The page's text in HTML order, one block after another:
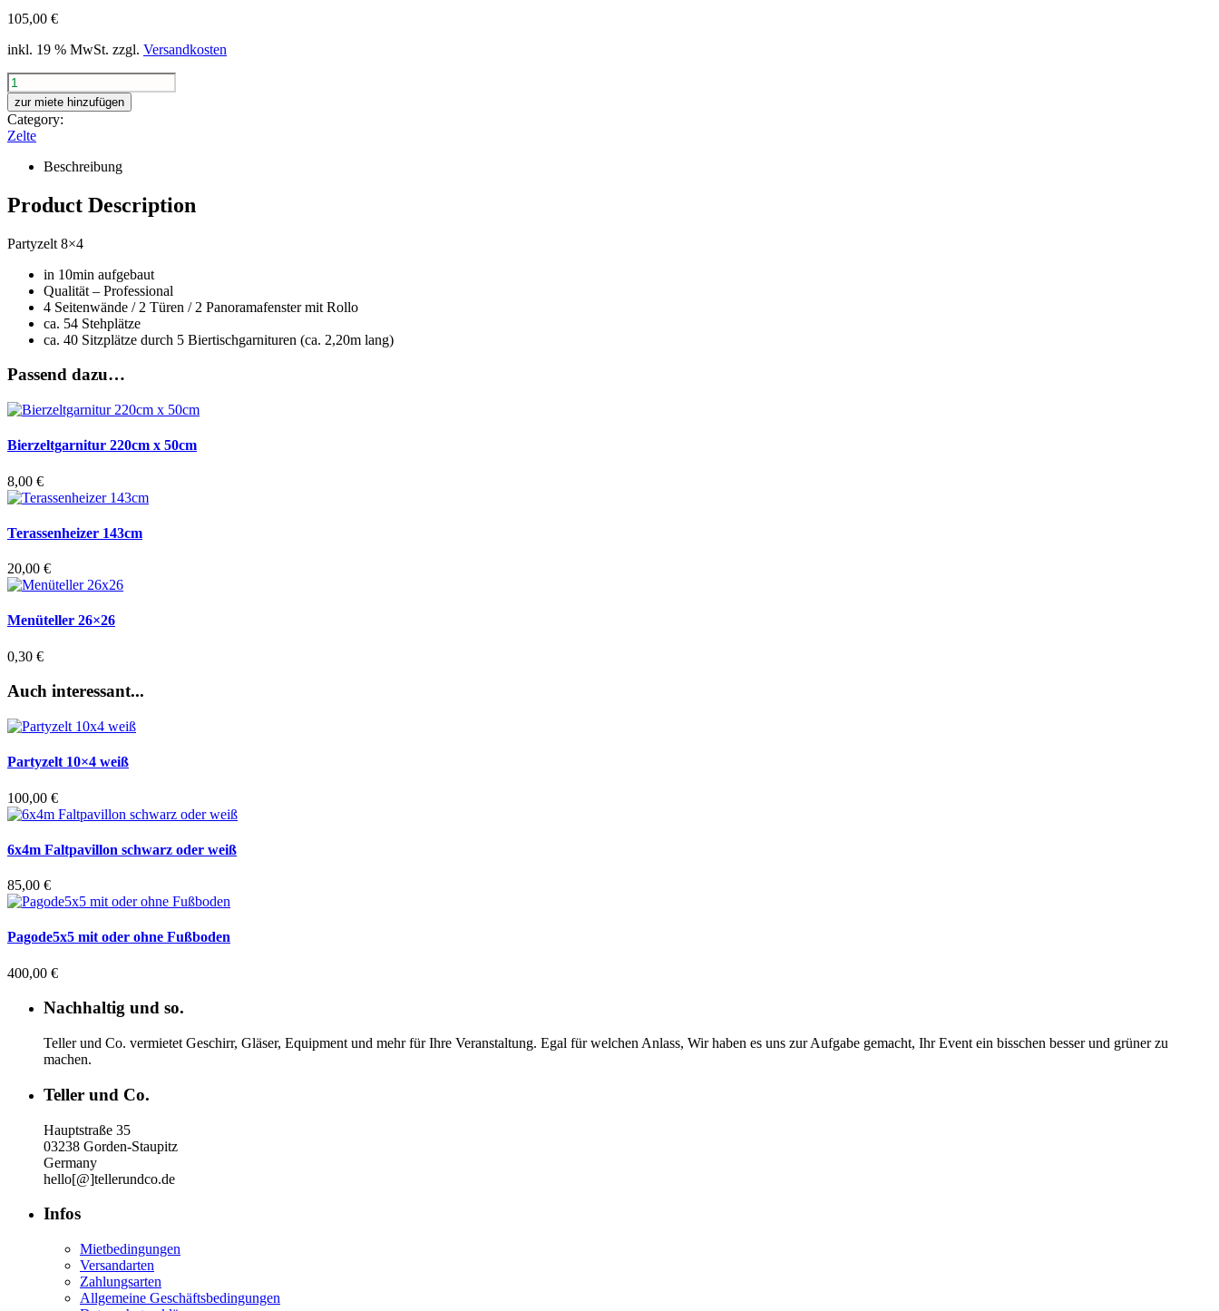
105,00 €
inkl. 19 % MwSt. zzgl. Versandkosten
8x4m
Faltpavillon
schwarz
Menge
zur miete hinzufügen
Category:
Zelte
Beschreibung
Product Description
Partyzelt 8×4
in 10min aufgebaut
Qualität – Professional
4 Seitenwände / 2 Türen / 2 Panoramafenster mit Rollo
ca. 54 Stehplätze
ca. 40 Sitzplätze durch 5 Biertischgarnituren (ca. 2,20m lang)
Passend dazu…
Bierzeltgarnitur 220cm x 50cm
8,00 €
Terassenheizer 143cm
20,00 €
Menüteller 26×26
0,30 €
Auch interessant...
Partyzelt 10×4 weiß
100,00 €
6x4m Faltpavillon schwarz oder weiß
85,00 €
Pagode5x5 mit oder ohne Fußboden
400,00 €
Nachhaltig und so.
Teller und Co. vermietet Geschirr, Gläser, Equipment und mehr für Ihre Veranstaltung. Egal für welchen Anlass, Wir haben es uns zur Aufgabe gemacht, Ihr Event ein bisschen besser und grüner zu
machen.
Teller und Co.
Hauptstraße 35
03238 Gorden-Staupitz
Germany
hello[@]tellerundco.de
Infos
Mietbedingungen
Versandarten
Zahlungsarten
Allgemeine Geschäftsbedingungen